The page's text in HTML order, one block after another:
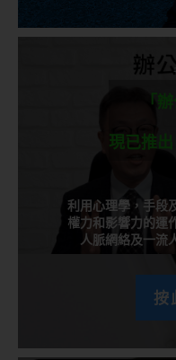
「
現已推
利用心理學，手段
權力和影響力的運
人脈網絡及一流
按